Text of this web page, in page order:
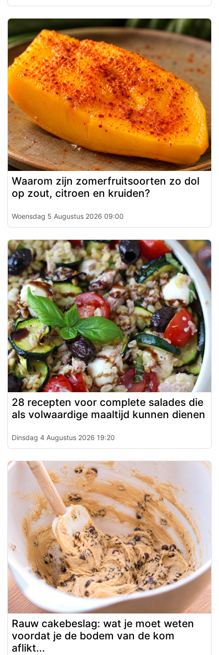
Waarom zijn zomerfruitsoorten zo dol
op zout, citroen en kruiden?
Woensdag 5 Augustus 2026 09:00
28 recepten voor complete salades die
als volwaardige maaltijd kunnen dienen
Dinsdag 4 Augustus 2026 19:20
Rauw cakebeslag: wat je moet weten
voordat je de bodem van de kom
aflikt...